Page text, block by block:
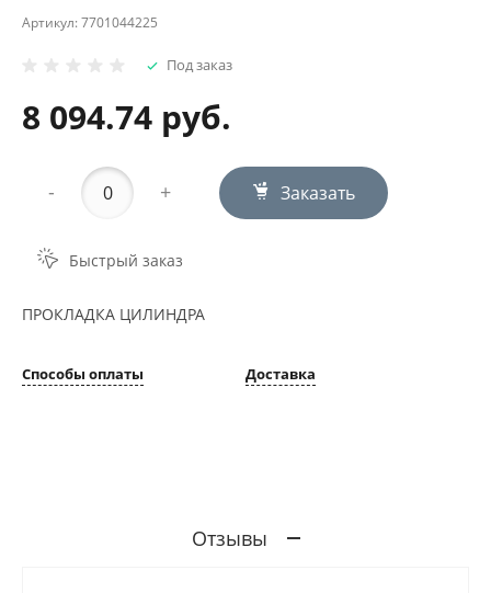
Артикул:7701044225
Под заказ
8 094.74 руб.
- + Заказать
Быстрый заказ
ПРОКЛАДКА ЦИЛИНДРА
Способы оплаты Доставка
Отзывы